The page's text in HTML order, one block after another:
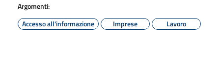
Argomenti:
Accesso all'informazione
Imprese Lavoro